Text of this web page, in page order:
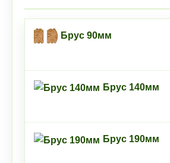
Брус 90мм
Брус 140мм
Брус 190мм